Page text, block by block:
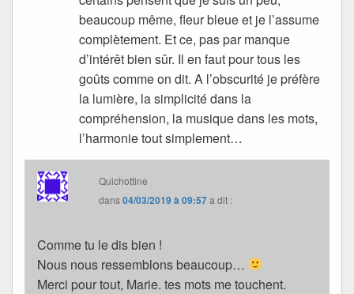
beaucoup même, fleur bleue et je l’assume
complètement. Et ce, pas par manque
d’intérêt bien sûr. Il en faut pour tous les
goûts comme on dit. A l’obscurité je préfère
la lumière, la simplicité dans la
compréhension, la musique dans les mots,
l’harmonie tout simplement…
Quichottine
dans04/03/2019 à 09:57a dit :
Comme tu le dis bien !
Nous nous ressemblons beaucoup…
Merci pour tout, Marie. tes mots me touchent.